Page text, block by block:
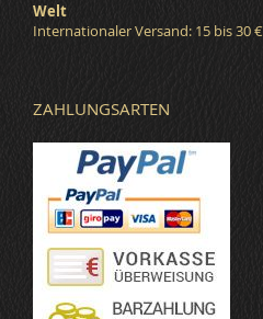
Welt
Internationaler Versand: 15 bis 30 €
ZAHLUNGSARTEN